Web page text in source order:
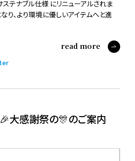
テナブル仕様 にリニューアルされま
り、より環境に優しいアイテムへと進
read more
大感謝祭の🎊のご案内